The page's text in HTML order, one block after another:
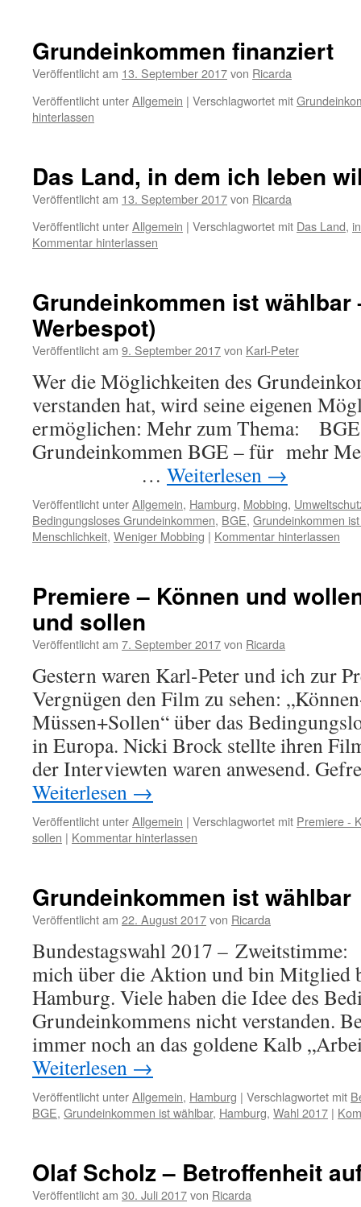
Grundeinkommen finanziert
Veröffentlicht am 13. September 2017von Ricarda
Veröffentlicht unterAllgemein | Verschlagwortet mit
hinterlassen
Das Land, in dem ich leben
Veröffentlicht am 13. September 2017von Ricarda
Veröffentlicht unterAllgemein | Verschlagwortet mit Das Land,
Kommentar hinterlassen
Grundeinkommen ist wählbar
Werbespot)
Veröffentlicht am 9. September 2017von Karl-Peter
Wer die Möglichkeiten des
verstanden hat, wird seine eigenen
ermöglichen: Mehr zum Thema: BGE
Grundeinkommen BGE – für
… Weiterlesen →
Veröffentlicht unterAllgemein, Hamburg, Mobbing,
Bedingungsloses Grundeinkommen, BGE, Grundeinkommen
Menschlichkeit, Weniger Mobbing | Kommentar hinterlassen
Premiere – Können und
und sollen
Veröffentlicht am 7. September 2017von Ricarda
Gestern waren Karl-Peter und ich zur
Vergnügen den Film zu sehen:
Müssen+Sollen“ über das
in Europa. Nicki Brock stellte ihren
der Interviewten waren anwesend.
Weiterlesen →
Veröffentlicht unterAllgemein | Verschlagwortet mit Premiere -
sollen | Kommentar hinterlassen
Grundeinkommen ist wählbar
Veröffentlicht am 22. August 2017von Ricarda
Bundestagswahl 2017 –
mich über die Aktion und bin Mitglied
Hamburg. Viele haben die Idee des
Grundeinkommens nicht verstanden.
immer noch an das goldene Kalb
Weiterlesen →
Veröffentlicht unterAllgemein, Hamburg | Verschlagwortet mit
BGE, Grundeinkommen ist wählbar, Hamburg, Wahl 2017 |
Olaf Scholz – Betroffenheit
Veröffentlicht am 30. Juli 2017von Ricarda